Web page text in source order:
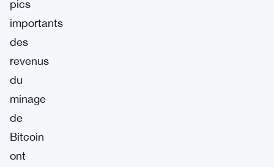
pics
importants
des
revenus
du
minage
de
Bitcoin
ont